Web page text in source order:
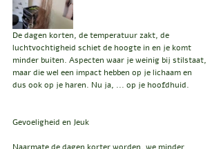
De dagen korten, de temperatuur zakt, de
luchtvochtigheid schiet de hoogte in en je komt
minder buiten. Aspecten waar je weinig bij stilstaat,
maar die wel een impact hebben op je lichaam en
dus ook op je haren. Nu ja, ... op je hoofdhuid.
Gevoeligheid en Jeuk